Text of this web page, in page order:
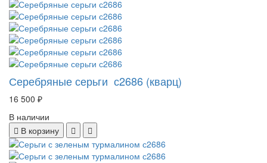
Серебряные серьги с2686 (кварц)
16 500 ₽
В наличии
В корзину